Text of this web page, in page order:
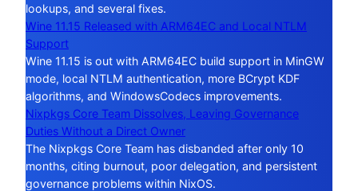
lookups, and several fixes.
Wine 11.15 Released with ARM64EC and Local NTLM
Support
Wine 11.15 is out with ARM64EC build support in MinGW
mode, local NTLM authentication, more BCrypt KDF
algorithms, and WindowsCodecs improvements.
Nixpkgs Core Team Dissolves, Leaving Governance
Duties Without a Direct Owner
The Nixpkgs Core Team has disbanded after only 10
months, citing burnout, poor delegation, and persistent
governance problems within NixOS.